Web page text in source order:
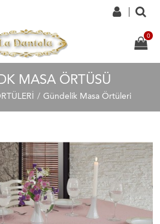
MASA ÖRTÜSÜ
Gündelik Masa Örtüleri